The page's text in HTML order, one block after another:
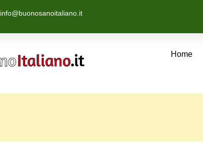
info@buonosanoitaliano.it
Home